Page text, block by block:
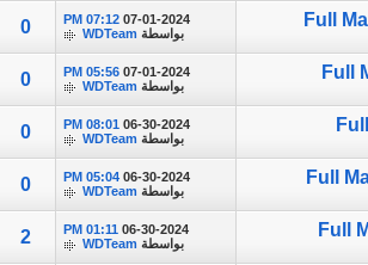
Full
07-01-2024
07:12 PM
بواسطة WDTeam
0
Full
07-01-2024
05:56 PM
بواسطة WDTeam
0
06-30-2024
08:01 PM
بواسطة WDTeam
0
Full
06-30-2024
05:04 PM
بواسطة WDTeam
0
Full
06-30-2024
01:11 PM
بواسطة WDTeam
2